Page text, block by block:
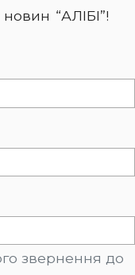
“АЛІБІ”!
звернення до